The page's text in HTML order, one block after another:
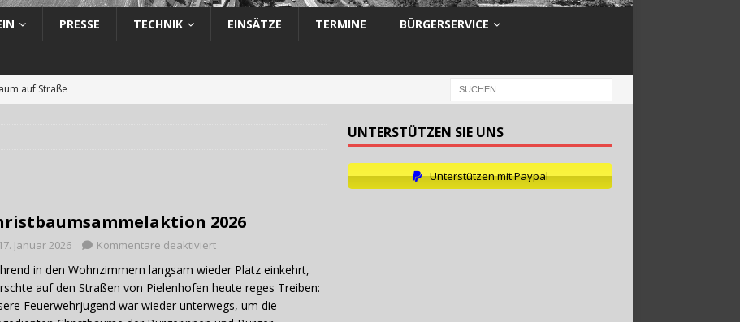
PRESSE TECHNIK EINSÄTZE TERMINE BÜRGERSERVICE
auf Straße
2026
17. Januar 2026 Kommentare deaktiviert
in den Wohnzimmern langsam wieder Platz einkehrt,
auf den Straßen von Pielenhofen heute reges Treiben:
Feuerwehrjugend war wieder unterwegs, um die
UNTERSTÜTZEN SIE UNS
Unterstützen mit Paypal